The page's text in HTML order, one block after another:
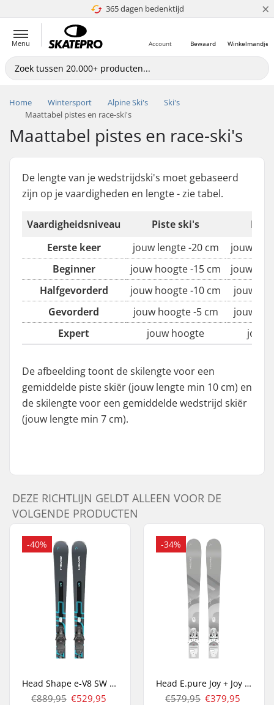
365 dagen bedenktijd
4.8 van 5 ×
Menu Winkelmandje
Bewaard
Account
Home Wintersport Alpine Ski's
Ski's
Maattabel pistes en race-ski's
Maattabel pistes en race-ski's
De lengte van je wedstrijdski's moet gebaseerd
zijn op je vaardigheden en lengte - zie tabel.
Vaardigheidsniveau Piste ski's
Eerste keer
jouw lengte -20 cm
jouw
Beginner
jouw hoogte -15 cm
jouw
Halfgevorderd
jouw hoogte -10 cm
jouw
Gevorderd
jouw hoogte -5 cm
jouw
Expert
jouw hoogte jouw
De afbeelding toont de skilengte voor een
gemiddelde piste skiër (jouw lengte min 10 cm) en
de skilengte voor een gemiddelde wedstrijd skiër
(jouw lengte min 7 cm).
DEZE RICHTLIJN GELDT ALLEEN VOOR DE
VOLGENDE PRODUCTEN
-40%
Head Shape e-V8 SW + Protector PR 11 GW All Mountain Ski's
€889,95 €529,95
-34%
Head E.pure Joy + Joy 9 GW Carve Ski's
€579,95 €379,95